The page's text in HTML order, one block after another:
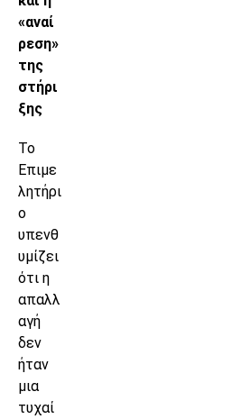
«αναί
ρεση»
της
στήρι
ξης
Το
Επιμε
λητήρι
ο
υπενθ
υμίζει
ότι η
απαλλ
αγή
δεν
ήταν
μια
τυχαί